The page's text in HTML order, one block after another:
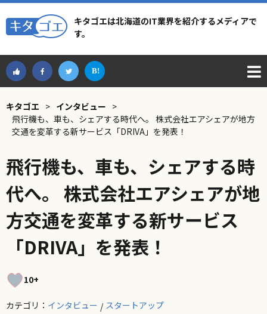
キタゴエは北海道のIT業界を紹介するメディアで
す。
キタゴエ > インタビュー >
飛行機も、車も、シェアする時代へ。 株式会社エアシェアが地方
交通を変革する新サービス「DRIVA」を発表！
飛行機も、車も、シェアする時
代へ。 株式会社エアシェアが地
方交通を変革する新サービス
「DRIVA」を発表！
10+
カテゴリ： インタビュー
スタートアップ